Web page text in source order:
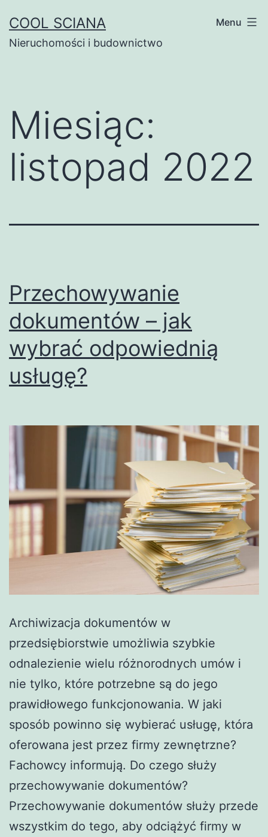
do
treści
COOL SCIANA
Nieruchomości i budownictwo
Menu
Miesiąc:
listopad 2022
Przechowywanie
dokumentów – jak
wybrać odpowiednią
usługę?
Archiwizacja dokumentów w
przedsiębiorstwie umożliwia szybkie
odnalezienie wielu różnorodnych umów i
nie tylko, które potrzebne są do jego
prawidłowego funkcjonowania. W jaki
sposób powinno się wybierać usługę, która
oferowana jest przez firmy zewnętrzne?
Fachowcy informują. Do czego służy
przechowywanie dokumentów?
Przechowywanie dokumentów służy przede
wszystkim do tego, aby odciążyć firmy w